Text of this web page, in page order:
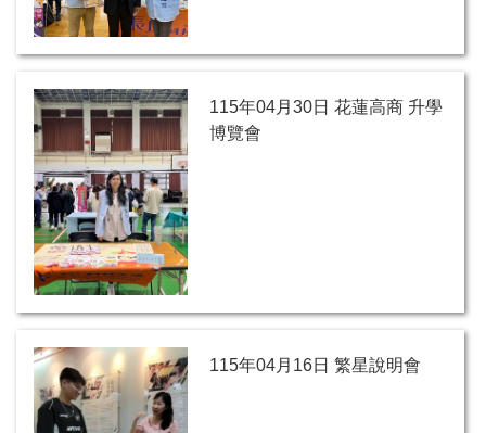
115年04月30日 花蓮高商 升學
博覽會
115年04月16日 繁星說明會